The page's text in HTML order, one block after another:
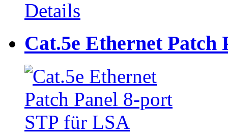
Details
Cat.5e Ethernet